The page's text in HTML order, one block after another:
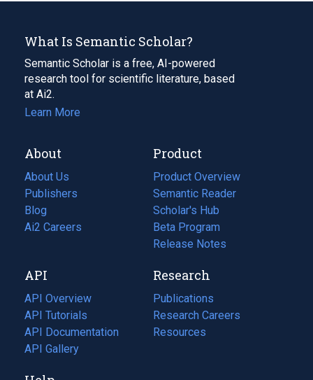
What Is Semantic Scholar?
Semantic Scholar is a free, AI-powered
research tool for scientific literature, based
at Ai2.
Learn More
About
About Us
Publishers
Blog
(opens
in
tab)
Ai2 Careers
(opens
new
tab)
Product
Product Overview
Semantic Reader
Scholar's Hub
Beta Program
Release Notes
API
API Overview
API Tutorials
API Documentation
(opens
in
API Gallery
Research
Publications
(opens
in
a
Research Careers
(opens
in
Resources
(opens